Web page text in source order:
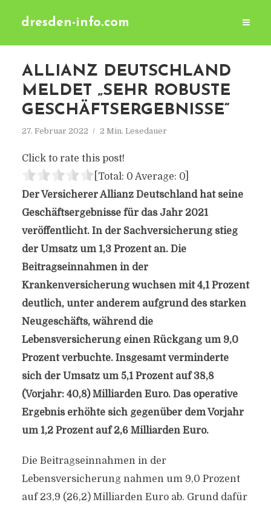
dresden-info.com
ALLIANZ DEUTSCHLAND
MELDET „SEHR ROBUSTE
GESCHÄFTSERGEBNISSE“
27. Februar 2022 2 Min. Lesedauer
Click to rate this post!
[Total: 0 Average: 0]
Der Versicherer Allianz Deutschland hat seine
Geschäftsergebnisse für das Jahr 2021
veröffentlicht. In der Sachversicherung stieg
der Umsatz um 1,3 Prozent an. Die
Beitragseinnahmen in der
Krankenversicherung wuchsen mit 4,1 Prozent
deutlich, unter anderem aufgrund des starken
Neugeschäfts, während die
Lebensversicherung einen Rückgang um 9,0
Prozent verbuchte. Insgesamt verminderte
sich der Umsatz um 5,1 Prozent auf 38,8
(Vorjahr: 40,8) Milliarden Euro. Das operative
Ergebnis erhöhte sich gegenüber dem Vorjahr
um 1,2 Prozent auf 2,6 Milliarden Euro.
Die Beitragseinnahmen in der
Lebensversicherung nahmen um 9,0 Prozent
auf 23,9 (26,2) Milliarden Euro ab. Grund dafür